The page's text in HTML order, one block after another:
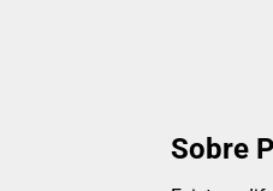
Sobre